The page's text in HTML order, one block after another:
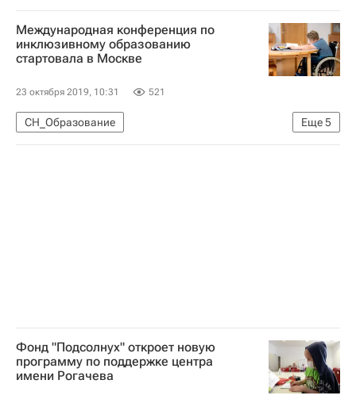
Международная конференция по
инклюзивному образованию
стартовала в Москве
23 октября 2019, 10:31 521
Еще5
СН_Образование
Московский государственный психолого-педагогический университет (МГППУ)
Фонд "Подсолнух" откроет новую
программу по поддержке центра
имени Рогачева